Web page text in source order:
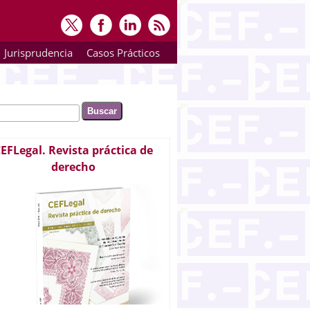
Jurisprudencia Casos Prácticos
de búsqueda
Revista práctica de
derecho